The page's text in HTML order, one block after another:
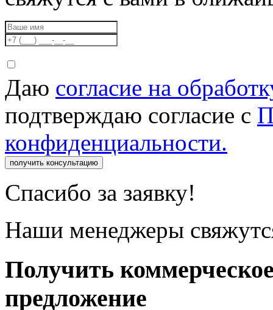
Даю согласие на
подтверждаю согласие с
конфиденциальности.
получить консультацию
Спасибо за заявку!
Наши менеджеры
Получить
предложение